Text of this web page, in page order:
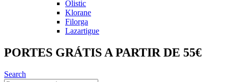
Olistic
Klorane
Filorga
Lazartigue
PORTES GRÁTIS A PARTIR DE 55€
Search